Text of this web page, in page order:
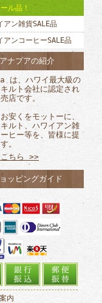
ル品！
アン雑貨SALE品
アンコーヒーSALE品
ナプアの紹介
は、ハワイ最大級の
ルト会社に認定され
店です。
安くをモットーに、
ルト、ハワイアン雑
ヒー等を、皆様に提
。
こちら >>
ッピングガイド
内